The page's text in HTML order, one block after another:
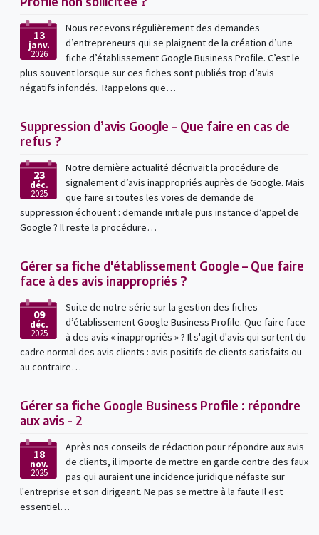
13
janv.
2026
Nous recevons régulièrement des demandes
d’entrepreneurs qui se plaignent de la création d’une
fiche d’établissement Google Business Profile. C’est le
plus souvent lorsque sur ces fiches sont publiés trop d’avis
négatifs infondés. Rappelons que…
Suppression d’avis Google – Que faire en cas de
refus ?
23
déc.
2025
Notre dernière actualité décrivait la procédure de
signalement d’avis inappropriés auprès de Google. Mais
que faire si toutes les voies de demande de
suppression échouent : demande initiale puis instance d’appel de
Google ? Il reste la procédure…
Gérer sa fiche d'établissement Google – Que faire
face à des avis inappropriés ?
09
déc.
2025
Suite de notre série sur la gestion des fiches
d’établissement Google Business Profile. Que faire face
à des avis « inappropriés » ? Il s'agit d'avis qui sortent du
cadre normal des avis clients : avis positifs de clients satisfaits ou
au contraire…
Gérer sa fiche Google Business Profile : répondre
aux avis - 2
18
nov.
2025
Après nos conseils de rédaction pour répondre aux avis
de clients, il importe de mettre en garde contre des faux
pas qui auraient une incidence juridique néfaste sur
l'entreprise et son dirigeant. Ne pas se mettre à la faute Il est
essentiel…